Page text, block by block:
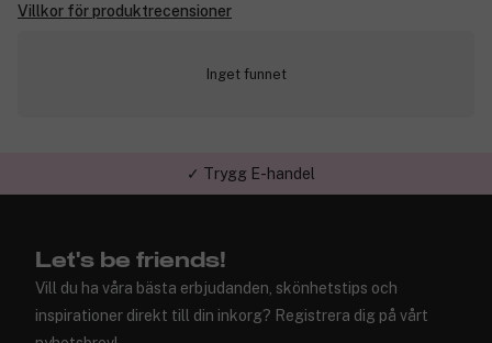
Villkor för produktrecensioner
Inget funnet
✓ Trygg E-handel
Let's be friends!
Vill du ha våra bästa erbjudanden, skönhetstips och
inspirationer direkt till din inkorg? Registrera dig på vårt